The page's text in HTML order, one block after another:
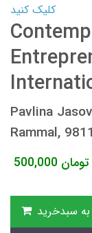
کلیک کنید
Pavlina
Rammal,
500,000 تومان
به سبدخرید